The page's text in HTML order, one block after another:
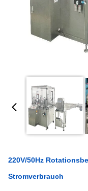
220V/50Hz
Stromverbrauch